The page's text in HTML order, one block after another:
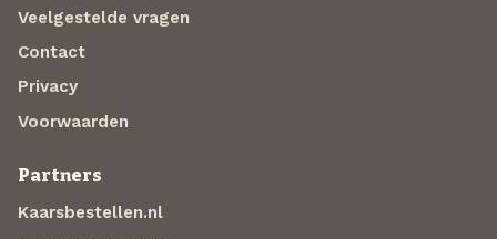
Veelgestelde vragen
Contact
Privacy
Voorwaarden
Partners
Kaarsbestellen.nl